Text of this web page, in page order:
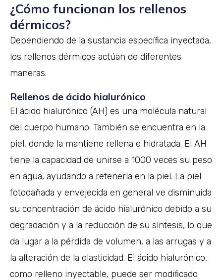
¿Cómo funcionan los rellenos
dérmicos?
Dependiendo de la sustancia específica inyectada,
los rellenos dérmicos actúan de diferentes
maneras.
Rellenos de ácido hialurónico
El ácido hialurónico (AH) es una molécula natural
del cuerpo humano. También se encuentra en la
piel, donde la mantiene rellena e hidratada. El AH
tiene la capacidad de unirse a 1000 veces su peso
en agua, ayudando a retenerla en la piel. La piel
fotodañada y envejecida en general ve disminuida
su concentración de ácido hialurónico debido a su
degradación y a la reducción de su síntesis, lo que
da lugar a la pérdida de volumen, a las arrugas y a
la alteración de la elasticidad. El ácido hialurónico,
como relleno inyectable, puede ser modificado